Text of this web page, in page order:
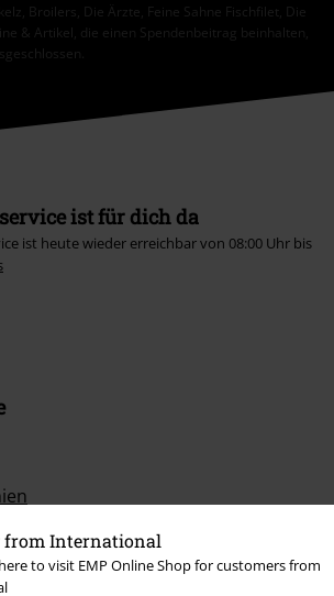
from International
to visit EMP Online Shop for customers from
Broilers, Die Ärzte, Feine Sahne Fischfilet, Die
& Artikel, die einen Spendenbeitrag beinhalten,
ist für dich da
ist heute wieder erreichbar von 08:00 Uhr bis